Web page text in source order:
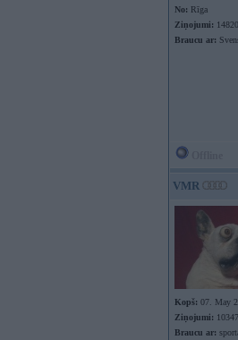
No: Rīga
Ziņojumi: 14820
Braucu ar:
VMR
Kopš: 07. May
Ziņojumi: 10347
Braucu ar: